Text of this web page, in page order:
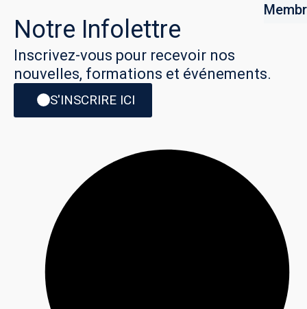
Notre Infolettre
Inscrivez-vous pour recevoir nos
nouvelles, formations et événements.
S'INSCRIRE ICI